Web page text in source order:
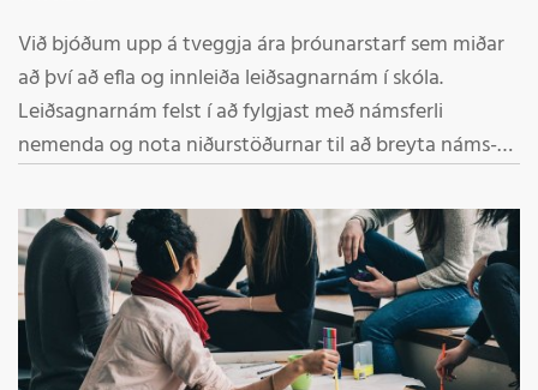
Við bjóðum upp á tveggja ára þróunarstarf sem miðar
að því að efla og innleiða leiðsagnarnám í skóla.
Leiðsagnarnám felst í að fylgjast með námsferli
nemenda og nota niðurstöðurnar til að breyta náms-
leiðsagnarnám eflist námsvitind nemenda og skilningur
þeirra á því hvernig þeir geta hagað námi sínu til að ná
sem bestum árangri.